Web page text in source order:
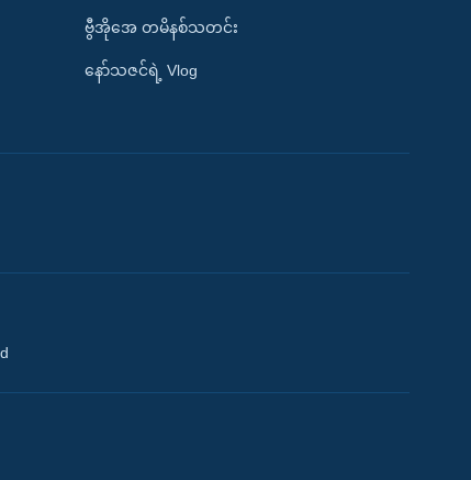
ဗွီအိုအေ တမိနစ်သတင်း
နော်သဇင်ရဲ့ Vlog